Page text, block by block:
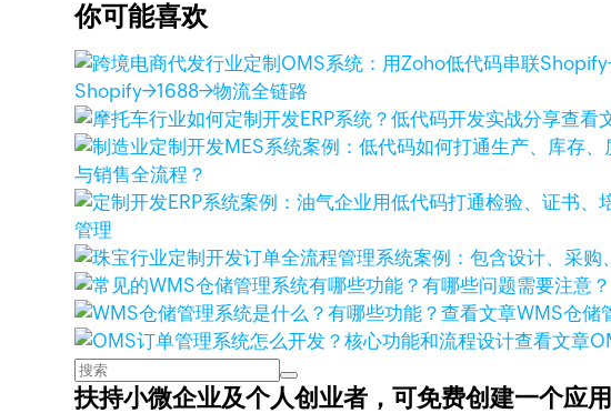
你可能喜欢
Shopify→1688→物流全链路
查看
与销售全流程？
管理
查看文章WMS仓储
查看文章
扶持小微企业及个人创业者，可免费创建一个应用